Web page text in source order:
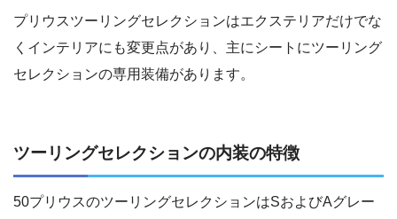
プリウスツーリングセレクションはエクステリアだけでな
くインテリアにも変更点があり、主にシートにツーリング
セレクションの専用装備があります。
ツーリングセレクションの内装の特徴
50プリウスのツーリングセレクションはSおよびAグレー